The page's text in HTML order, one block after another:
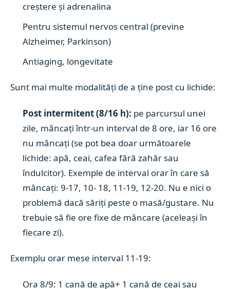
creștere și adrenalina
Pentru sistemul nervos central (previne
Alzheimer, Parkinson)
Antiaging, longevitate
Sunt mai multe modalități de a ține post cu lichide:
Post intermitent (8/16 h): pe parcursul unei
zile, mâncați într-un interval de 8 ore, iar 16 ore
nu mâncați (se pot bea doar următoarele
lichide: apă, ceai, cafea fără zahăr sau
îndulcitor). Exemple de interval orar în care să
mâncați: 9-17, 10- 18, 11-19, 12-20. Nu e nici o
problemă dacă săriți peste o masă/gustare. Nu
trebuie să fie ore fixe de mâncare (aceleași în
fiecare zi).
Exemplu orar mese interval 11-19:
Ora 8/9: 1 cană de apă+ 1 cană de ceai sau